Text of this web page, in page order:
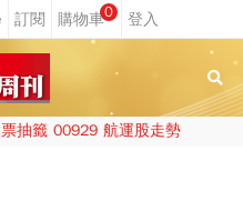
0
抽籤 00929 航運股走勢